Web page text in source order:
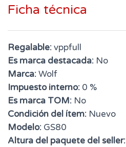
Ficha técnica
Regalable:vppfull
Es marca destacada: No
Marca:Wolf
Impuesto interno: 0 %
Es marca TOM: No
Condición del ítem: Nuevo
Modelo: GS80
Altura del paquete del seller: